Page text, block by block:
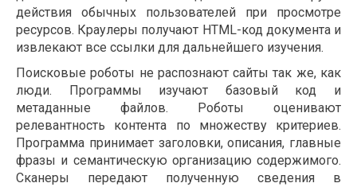
действия обычных пользователей при просмотре
ресурсов. Краулеры получают HTML-код документа и
извлекают все ссылки для дальнейшего изучения.
Поисковые роботы не распознают сайты так же, как
люди. Программы изучают базовый код и
метаданные файлов. Роботы оценивают
релевантность контента по множеству критериев.
Программа принимает заголовки, описания, главные
фразы и семантическую организацию содержимого.
Сканеры передают полученную сведения в